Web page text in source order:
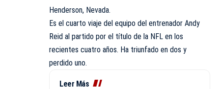
Henderson, Nevada.
Es el cuarto viaje del equipo del entrenador Andy
Reid al partido por el título de la NFL en los
recientes cuatro años. Ha triunfado en dos y
perdido uno.
Leer Más